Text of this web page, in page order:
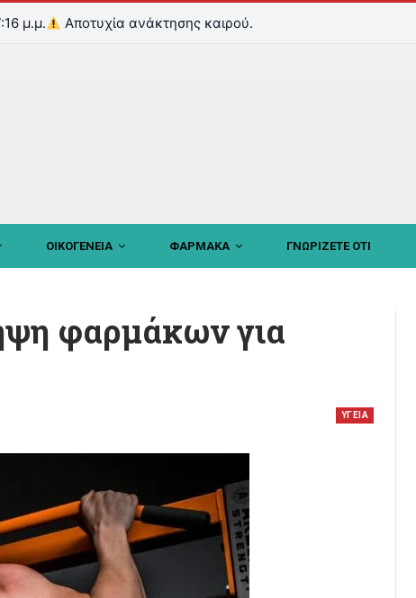
μ.μ. Αποτυχία ανάκτησης καιρού.
ΟΙΚΟΓΕΝΕΙΑ ΦΑΡΜΑΚΑ ΓΝΩΡΙΖΕΤΕ ΟΤΙ
φαρμάκων για
ΥΓΕΙΑ